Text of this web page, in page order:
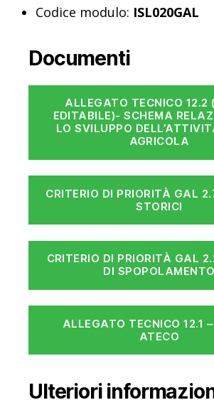
Codice modulo: ISL020GAL
Documenti
ALLEGATO TECNICO 12.2
EDITABILE)- SCHEMA
LO SVILUPPO
AGRICOLA
CRITERIO DI PRIORITÀ GAL
STORICI
CRITERIO DI PRIORITÀ GAL
DI SPOPOLAMENTO
ALLEGATO TECNICO 12.1
ATECO
Ulteriori